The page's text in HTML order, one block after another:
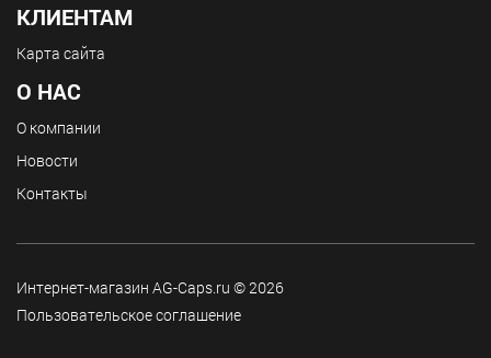
КЛИЕНТАМ
Карта сайта
О НАС
О компании
Новости
Контакты
Интернет-магазин AG-Caps.ru © 2026
Пользовательское соглашение